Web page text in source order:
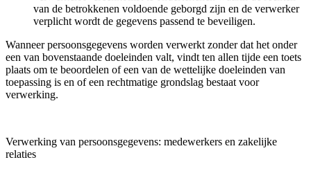
van de betrokkenen voldoende geborgd zijn en de verwerker
verplicht wordt de gegevens passend te beveiligen.
Wanneer persoonsgegevens worden verwerkt zonder dat het onder
een van bovenstaande doeleinden valt, vindt ten allen tijde een toets
plaats om te beoordelen of een van de wettelijke doeleinden van
toepassing is en of een rechtmatige grondslag bestaat voor
verwerking.
Verwerking van persoonsgegevens: medewerkers en zakelijke
relaties